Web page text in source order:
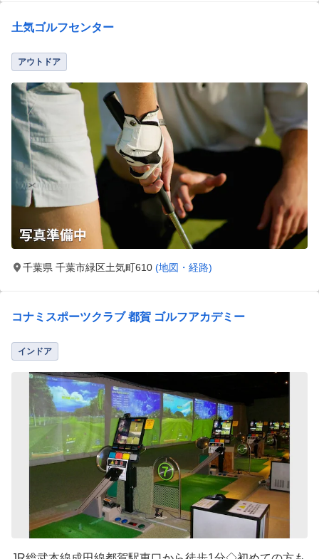
土気ゴルフセンター
アウトドア
千葉県 千葉市緑区土気町610 (地図・経路)
コナミスポーツクラブ 都賀 ゴルフアカデミー
インドア